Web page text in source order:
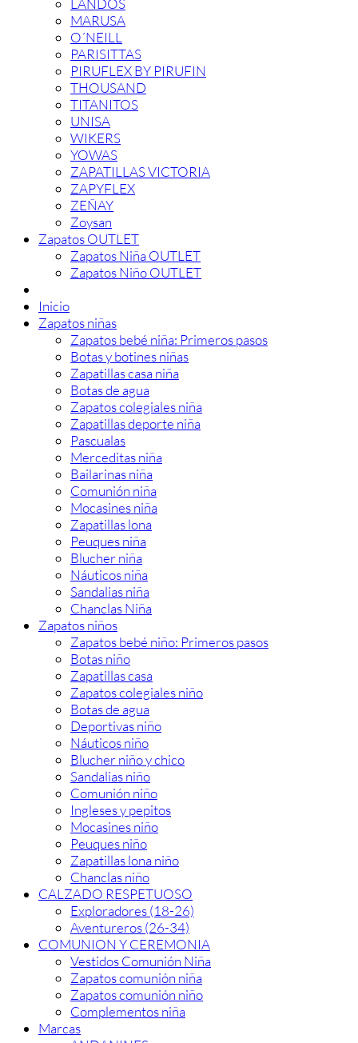
LANDOS
MARUSA
O´NEILL
PARISITTAS
PIRUFLEX BY PIRUFIN
THOUSAND
TITANITOS
UNISA
WIKERS
YOWAS
ZAPATILLAS VICTORIA
ZAPYFLEX
ZEÑAY
Zoysan
Zapatos OUTLET
Zapatos Niña OUTLET
Zapatos Niño OUTLET
Inicio
Zapatos niñas
Zapatos bebé niña: Primeros pasos
Botas y botines niñas
Zapatillas casa niña
Botas de agua
Zapatos colegiales niña
Zapatillas deporte niña
Pascualas
Merceditas niña
Bailarinas niña
Comunión niña
Mocasines niña
Zapatillas lona
Peuques niña
Blucher niña
Náuticos niña
Sandalias niña
Chanclas Niña
Zapatos niños
Zapatos bebé niño: Primeros pasos
Botas niño
Zapatillas casa
Zapatos colegiales niño
Botas de agua
Deportivas niño
Náuticos niño
Blucher niño y chico
Sandalias niño
Comunión niño
Ingleses y pepitos
Mocasines niño
Peuques niño
Zapatillas lona niño
Chanclas niño
CALZADO RESPETUOSO
Exploradores (18-26)
Aventureros (26-34)
COMUNION Y CEREMONIA
Vestidos Comunión Niña
Zapatos comunión niña
Zapatos comunión niño
Complementos niña
Marcas